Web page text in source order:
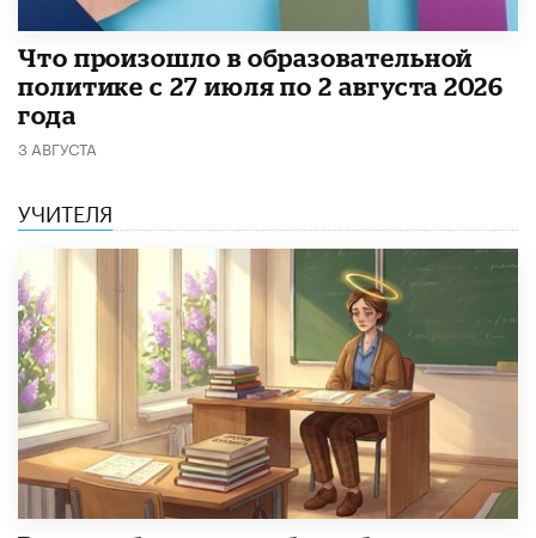
​Что произошло в образовательной
политике с 27 июля по 2 августа 2026
года
3 АВГУСТА
УЧИТЕЛЯ